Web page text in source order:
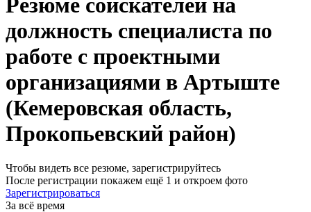
Резюме соискателей на
должность специалиста по
работе с проектными
организациями в Артыште
(Кемеровская область,
Прокопьевский район)
Чтобы видеть все резюме, зарегистрируйтесь
После регистрации покажем ещё 1 и откроем фото
Зарегистрироваться
За всё время